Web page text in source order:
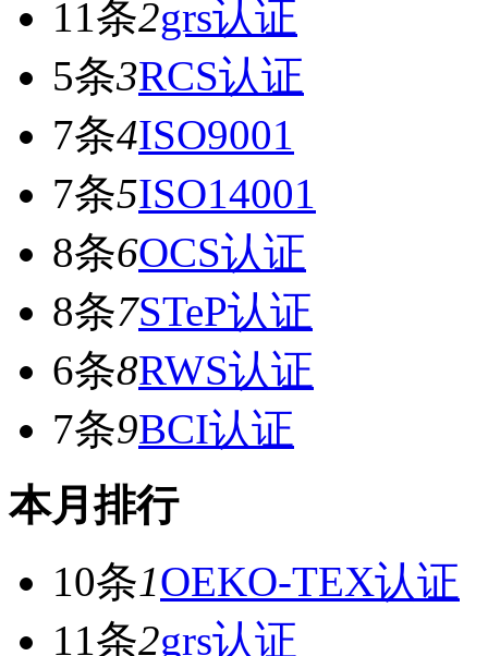
11条2grs认证
5条3RCS认证
7条4ISO9001
7条5ISO14001
8条6OCS认证
8条7STeP认证
6条8RWS认证
7条9BCI认证
本月排行
10条1OEKO-TEX认证
11条2grs认证